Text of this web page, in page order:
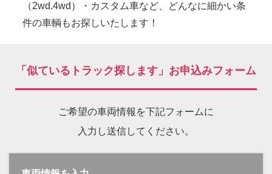
（2wd.4wd）・カスタム車など、どんなに細かい条
件の車輌もお探しいたします！
「似ているトラック探します」お申込みフォーム
ご希望の車両情報を下記フォームに
入力し送信してください。